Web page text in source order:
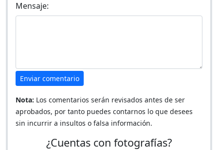
Mensaje:
Enviar comentario
Nota: Los comentarios serán revisados antes de ser
aprobados, por tanto puedes contarnos lo que desees
sin incurrir a insultos o falsa información.
¿Cuentas con fotografías?